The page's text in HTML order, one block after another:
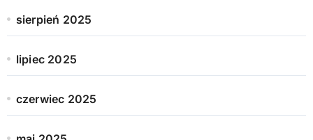
sierpień 2025
lipiec 2025
czerwiec 2025